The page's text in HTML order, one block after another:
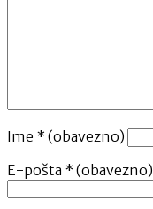
Ime * (obavezno)
E-pošta * (obavezno)